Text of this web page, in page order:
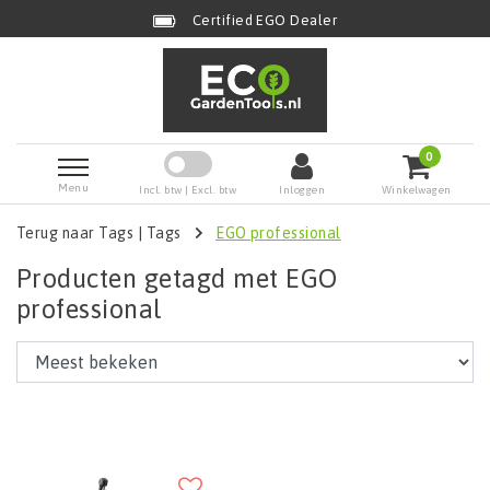
Certified EGO Dealer
Menu Incl. btw | Excl. btw Inloggen
0
Winkelwagen
Terug naar Tags Tags EGO professional
Producten getagd met EGO
professional